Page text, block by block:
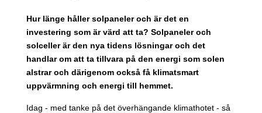
Hur länge håller solpaneler och är det en
investering som är värd att ta? Solpaneler och
solceller är den nya tidens lösningar och det
handlar om att ta tillvara på den energi som solen
alstrar och därigenom också få klimatsmart
uppvärmning och energi till hemmet.
Idag - med tanke på det överhängande klimathotet - så